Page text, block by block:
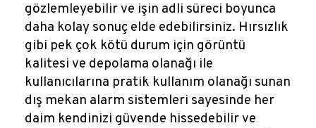
gözlemleyebilir ve işin adli süreci boyunca
daha kolay sonuç elde edebilirsiniz. Hırsızlık
gibi pek çok kötü durum için görüntü
kalitesi ve depolama olanağı ile
kullanıcılarına pratik kullanım olanağı sunan
dış mekan alarm sistemleri sayesinde her
daim kendinizi güvende hissedebilir ve